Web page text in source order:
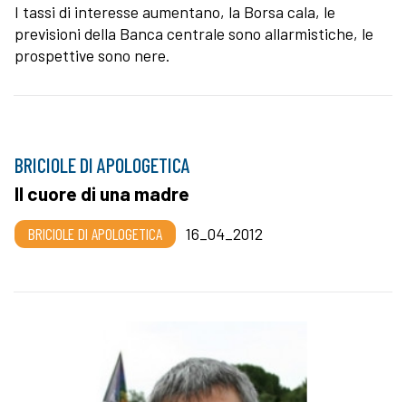
I tassi di interesse aumentano, la Borsa cala, le
previsioni della Banca centrale sono allarmistiche, le
prospettive sono nere.
BRICIOLE DI APOLOGETICA
Il cuore di una madre
BRICIOLE DI APOLOGETICA 16_04_2012